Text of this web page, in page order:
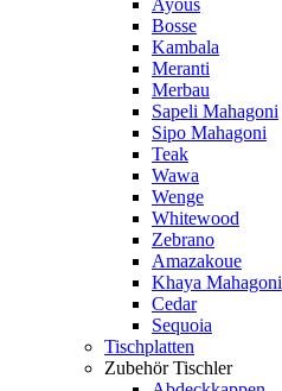
Ayous
Bosse
Kambala
Meranti
Merbau
Sapeli Mahagoni
Sipo Mahagoni
Teak
Wawa
Wenge
Whitewood
Zebrano
Amazakoue
Khaya Mahagoni
Cedar
Sequoia
Tischplatten
Zubehör Tischler